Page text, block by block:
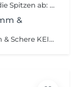
Haarschnitt für kurze Haare oder nur gerade die Spitzen ab: Schneiden der Seiten mit Maschine oder einfaches schneiden der Spitzen für einen gepflegten Look.
&
KURZE Haare (Ohr frei!) komplett über Kamm & Schere KEIN BOB etc! Das fällt unter Langhaarschnitt